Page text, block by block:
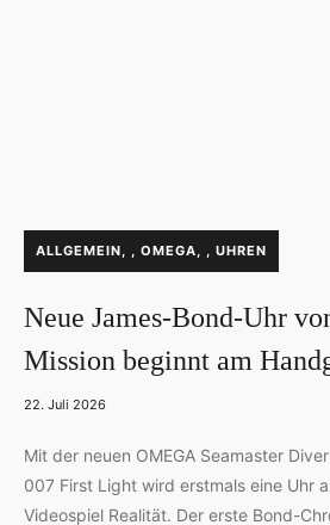
ALLGEMEIN OMEGA UHREN
Neue James-Bond-Uhr
Mission beginnt am
22. Juli 2026
Mit der neuen OMEGA Seamaster
007 First Light wird erstmals eine Uhr
Videospiel Realität. Der erste Bond-